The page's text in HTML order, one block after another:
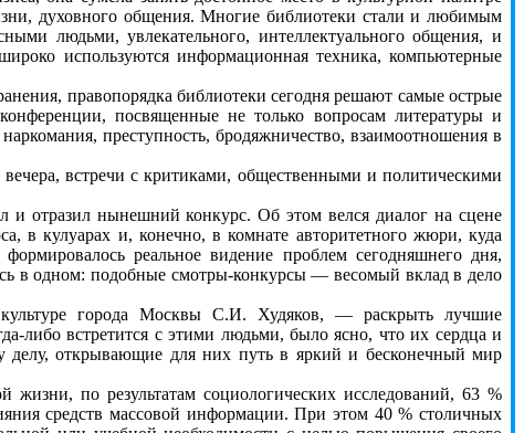
духовного общения. Многие библиотеки стали и любимым
людьми, увлекательного, интеллектуального общения, и
используются информационная техника, компьютерные
правопорядка библиотеки сегодня решают самые острые
посвященные не только вопросам литературы и
преступность, бродяжничество, взаимоотношения в
встречи с критиками, общественными и политическими
отразил нынешний конкурс. Об этом велся диалог на сцене
в кулуарах и, конечно, в комнате авторитетного жюри, куда
реальное видение проблем сегодняшнего дня,
в одном: подобные смотры-конкурсы — весомый вклад в дело
города Москвы С.И. Худяков, — раскрыть лучшие
либо встретится с этими людьми, было ясно, что их сердца и
делу, открывающие для них путь в яркий и бесконечный мир
по результатам социологических исследований, 63 %
средств массовой информации. При этом 40 % столичных